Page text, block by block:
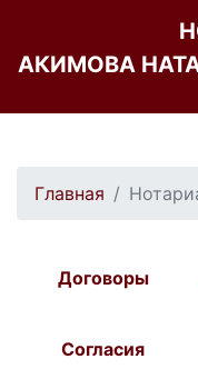
АКИМОВА
Главная
Договоры
Согласия